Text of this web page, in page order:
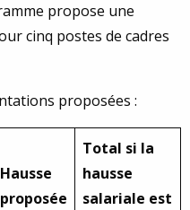
propose une
cinq postes de cadres
proposées :
Hausse
proposée
Total si la
hausse
salariale est